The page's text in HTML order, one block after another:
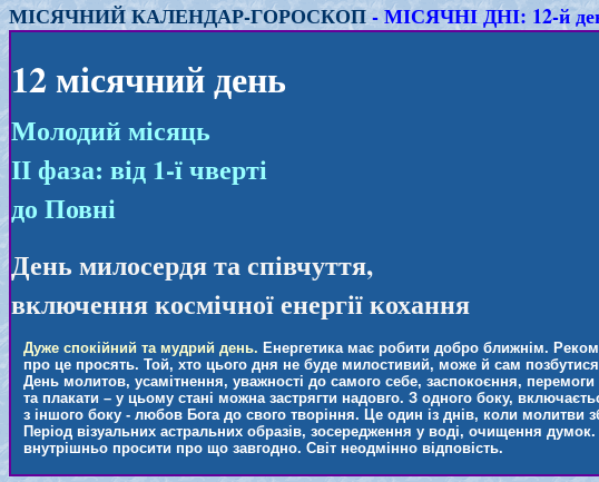
МІСЯЧНИЙ КАЛЕНДАР-ГОРОСКОП- МІСЯЧНІ ДНІ: 12-й
12 місячний день
Молодий місяць
ІІ фаза: від 1-ї чверті
до Повні
День милосердя та співчуття,
включення космічної енергії кохання
Дуже спокійний та мудрий день. Енергетика має робити добро ближнім.
про це просять. Той, хто цього дня не буде милостивий, може й сам
День молитов, усамітнення, уважності до самого себе, заспокоєння,
та плакати – у цьому стані можна застрягти надовго. З одного боку,
з іншого боку - любов Бога до свого творіння. Це один із днів, коли
Період візуальних астральних образів, зосередження у воді, очищення
внутрішньо просити про що завгодно. Світ неодмінно відповість.